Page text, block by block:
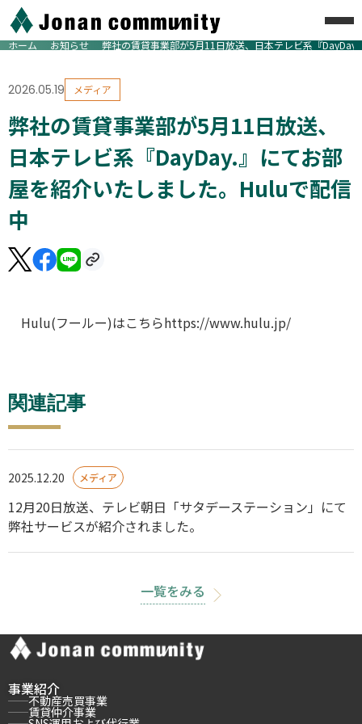
ホーム お知らせ 弊社の賃貸事業部が5月11日放送、日本テレビ系『
2026.05.19 メディア
弊社の賃貸事業部が5月11日放送、
日本テレビ系『DayDay.』にてお部
屋を紹介いたしました。Huluで配信
中
Hulu(フールー)はこちらhttps://www.hulu.jp/
関連記事
2025.12.20 メディア
12月20日放送、テレビ朝日「サタデーステーション」にて
弊社サービスが紹介されました。
一覧をみる
事業紹介
不動産売買事業
賃貸仲介事業